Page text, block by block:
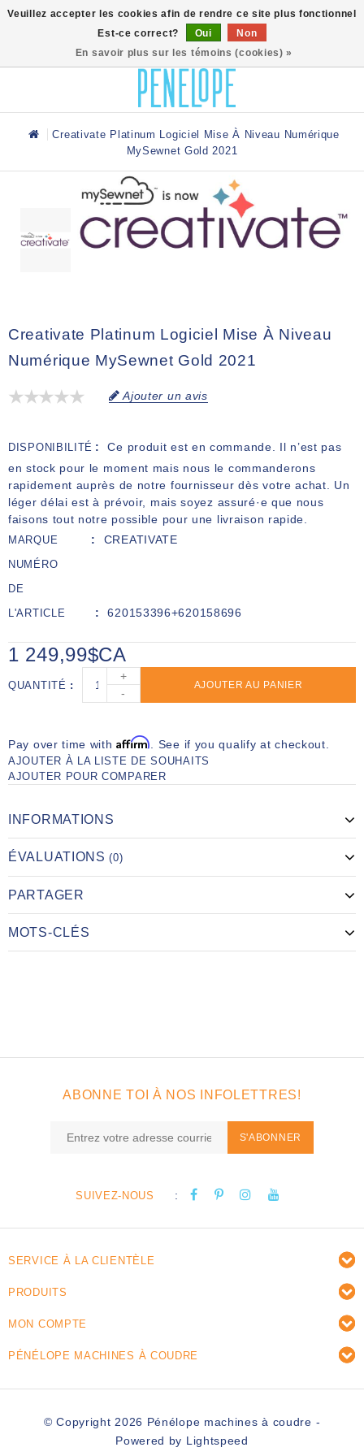
Creativate Platinum Logiciel Mise À Niveau Numérique
MySewnet Gold 2021
Creativate Platinum Logiciel Mise À Niveau
Numérique MySewnet Gold 2021
Ajouter un avis
DISPONIBILITÉ
Ce produit est en commande. Il n’est pas
en stock pour le moment mais nous le commanderons
rapidement auprès de notre fournisseur dès votre achat. Un
léger délai est à prévoir, mais soyez assuré·e que nous
faisons tout notre possible pour une livraison rapide.
MARQUE CREATIVATE
NUMÉRO
DE
L'ARTICLE
620153396+620158696
1 249,99$CA
QUANTITÉ
+
-
AJOUTER AU PANIER
Pay over time withAffirm. See if you qualify at checkout.
AJOUTER À LA LISTE DE SOUHAITS
AJOUTER POUR COMPARER
INFORMATIONS
ÉVALUATIONS(0)
PARTAGER
MOTS-CLÉS
ABONNE TOI À NOS INFOLETTRES!
S'ABONNER
SUIVEZ-NOUS :
SERVICE À LA CLIENTÈLE
PRODUITS
MON COMPTE
PÉNÉLOPE MACHINES À COUDRE
© Copyright 2026 Pénélope machines à coudre -
Powered by Lightspeed
Veuillez accepter les cookies afin de rendre ce site plus fonctionnel
Est-ce correct?
Oui
Non
En savoir plus sur les témoins (cookies) »